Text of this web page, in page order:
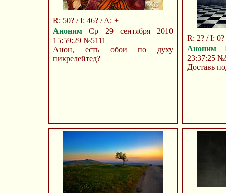
R: 50? / I: 46? / A: +
Аноним Ср 29 сентября 2010
15:59:29 №5111
Анон, есть обои по духу
пикрелейтед?
R: 2? / I:
Аноним
23:37:25
Доставь